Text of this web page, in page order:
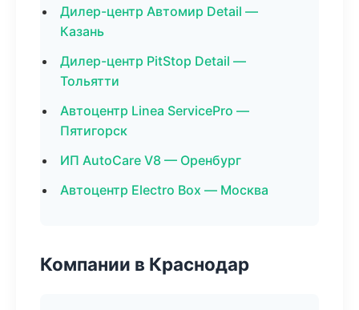
Дилер-центр Автомир Detail —
Казань
Дилер-центр PitStop Detail —
Тольятти
Автоцентр Linea ServicePro —
Пятигорск
ИП AutoCare V8 — Оренбург
Автоцентр Electro Box — Москва
Компании в Краснодар